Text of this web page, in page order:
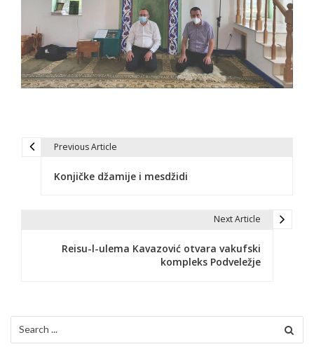
c
i
Previous Article
Konjičke džamije i mesdžidi
Next Article
Reisu-l-ulema Kavazović otvara vakufski
kompleks Podveležje
for: